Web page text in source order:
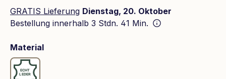
GRATIS Lieferung Dienstag, 20. Oktober
Bestellung innerhalb 3 Stdn. 41 Min.
Materialauswählen